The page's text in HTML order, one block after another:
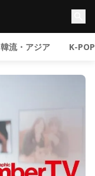
韓流・アジア K-POP